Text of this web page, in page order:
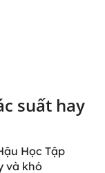
suất hay
Học Tập